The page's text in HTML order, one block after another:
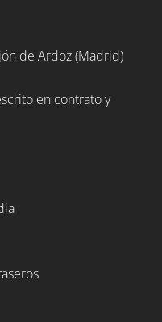
de Ardoz (Madrid)
en contrato y